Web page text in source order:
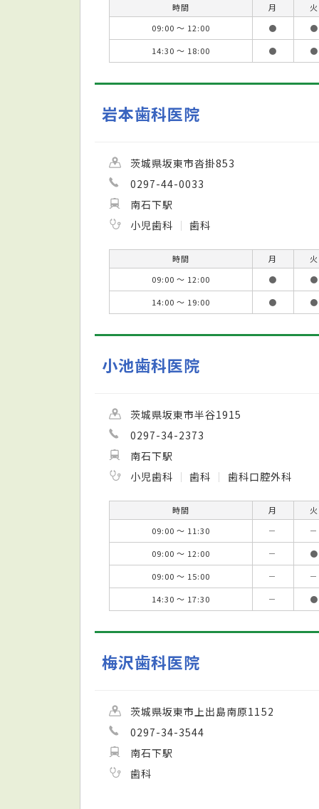
時間 月 火
09:00 ～ 12:00
● ●
14:30 ～ 18:00
● ●
岩本歯科医院
茨城県坂東市沓掛853
0297-44-0033
南石下駅
小児歯科
歯科
時間 月 火
09:00 ～ 12:00
● ●
14:00 ～ 19:00
● ●
小池歯科医院
茨城県坂東市半谷1915
0297-34-2373
南石下駅
小児歯科
歯科 歯科口腔外科
時間 月 火
09:00 ～ 11:30
－ －
09:00 ～ 12:00
－ ●
09:00 ～ 15:00
－ －
14:30 ～ 17:30
－ ●
梅沢歯科医院
茨城県坂東市上出島南原1152
0297-34-3544
南石下駅
歯科